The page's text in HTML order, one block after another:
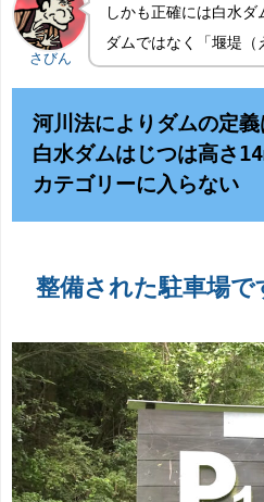
さびん
しかも正確には白水ダ
ダムではなく「堰堤（
河川法によりダムの定
白水ダムはじつは高さ
カテゴリーに入らない
整備された駐車場で